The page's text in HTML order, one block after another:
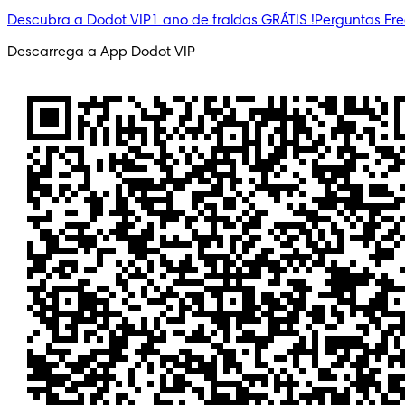
Descubra a Dodot VIP1 ano de fraldas GRÁTIS !Perguntas
Descarrega a App Dodot VIP